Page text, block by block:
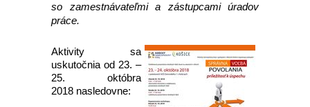
so zamestnávateľmi a zástupcami úradov
práce.
Aktivity sa
uskutočnia od 23. –
25. októbra
2018 nasledovne: